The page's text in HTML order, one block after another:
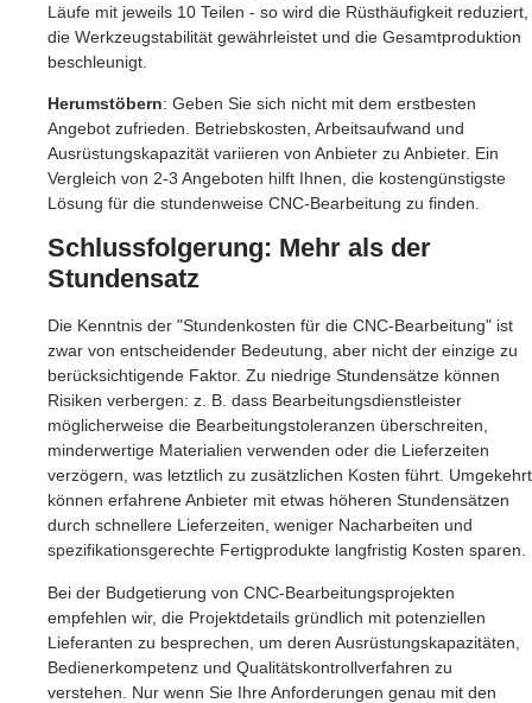
Läufe mit jeweils 10 Teilen - so wird die Rüsthäufigkeit reduziert,
die Werkzeugstabilität gewährleistet und die Gesamtproduktion
beschleunigt.
Herumstöbern: Geben Sie sich nicht mit dem erstbesten
Angebot zufrieden. Betriebskosten, Arbeitsaufwand und
Ausrüstungskapazität variieren von Anbieter zu Anbieter. Ein
Vergleich von 2-3 Angeboten hilft Ihnen, die kostengünstigste
Lösung für die stundenweise CNC-Bearbeitung zu finden.
Schlussfolgerung: Mehr als der
Stundensatz
Die Kenntnis der "Stundenkosten für die CNC-Bearbeitung" ist
zwar von entscheidender Bedeutung, aber nicht der einzige zu
berücksichtigende Faktor. Zu niedrige Stundensätze können
Risiken verbergen: z. B. dass Bearbeitungsdienstleister
möglicherweise die Bearbeitungstoleranzen überschreiten,
minderwertige Materialien verwenden oder die Lieferzeiten
verzögern, was letztlich zu zusätzlichen Kosten führt. Umgekehrt
können erfahrene Anbieter mit etwas höheren Stundensätzen
durch schnellere Lieferzeiten, weniger Nacharbeiten und
spezifikationsgerechte Fertigprodukte langfristig Kosten sparen.
Bei der Budgetierung von CNC-Bearbeitungsprojekten
empfehlen wir, die Projektdetails gründlich mit potenziellen
Lieferanten zu besprechen, um deren Ausrüstungskapazitäten,
Bedienerkompetenz und Qualitätskontrollverfahren zu
verstehen. Nur wenn Sie Ihre Anforderungen genau mit den